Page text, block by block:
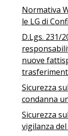
Normativa
le LG di
D.Lgs. 231/
nuove
Sicurezza
condanna
Sicurezza
vigilanza